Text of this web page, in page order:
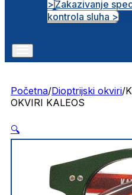
>Zakazivanje
kontrola sluha >
Početna/Dioptrijski okviri/
OKVIRI KALEOS
🔍